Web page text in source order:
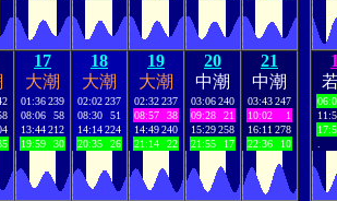
17
大潮
01:36239
08:06
58
13:44212
19:59
30
18
大潮
02:02237
08:30
51
14:14224
20:35
26
19
大潮
02:32237
08:57
38
14:49240
21:14
22
20
中潮
03:06240
09:28
21
15:29258
21:55
17
21
中潮
03:43247
10:02
1
16:11 278
22:36
10